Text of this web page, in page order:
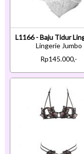
Lingerie Jumbo
Rp145.000,-